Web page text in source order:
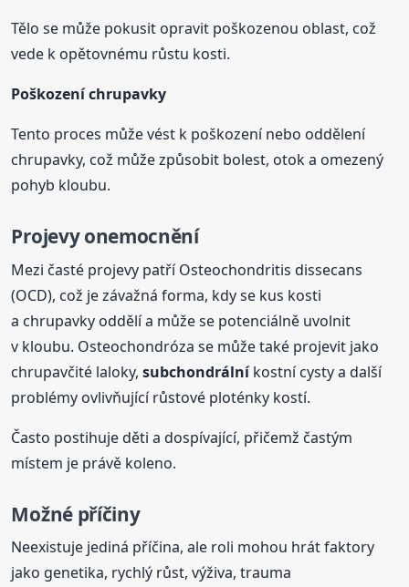
Tělo se může pokusit opravit poškozenou oblast, což
vede k opětovnému růstu kosti.
Poškození chrupavky
Tento proces může vést k poškození nebo oddělení
chrupavky, což může způsobit bolest, otok a omezený
pohyb kloubu.
Projevy onemocnění
Mezi časté projevy patří Osteochondritis dissecans
(OCD), což je závažná forma, kdy se kus kosti
a chrupavky oddělí a může se potenciálně uvolnit
v kloubu. Osteochondróza se může také projevit jako
chrupavčité laloky,subchondrálníkostní cysty a další
problémy ovlivňující růstové ploténky kostí.
Často postihuje děti a dospívající, přičemž častým
místem je právě koleno.
Možné příčiny
Neexistuje jediná příčina, ale roli mohou hrát faktory
jako genetika, rychlý růst, výživa, trauma